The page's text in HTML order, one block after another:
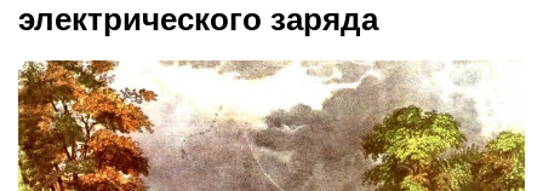
электрического заряда